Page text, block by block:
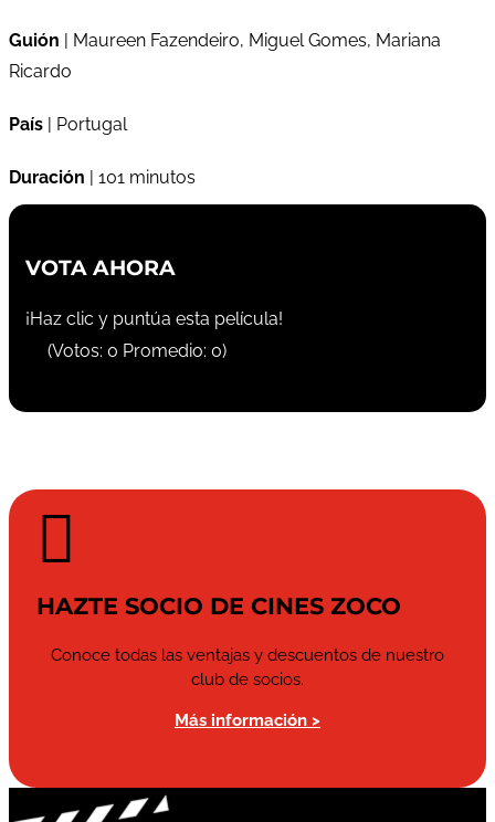
Guión | Maureen Fazendeiro, Miguel Gomes, Mariana
Ricardo
País | Portugal
Duración | 101 minutos
VOTA AHORA
¡Haz clic y puntúa esta película!
(Votos: 0 Promedio: 0)

HAZTE SOCIO DE CINES ZOCO
Conoce todas las ventajas y descuentos de nuestro
club de socios.
Más información >